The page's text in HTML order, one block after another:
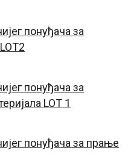
понуђача за
понуђача за
LOT 1
понуђача за прање